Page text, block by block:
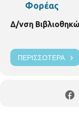
Φορέας
Δ/νση
ΠΕΡΙΣΣΌΤΕΡΑ